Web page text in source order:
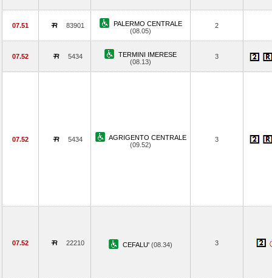
07.51 83901
PALERMO CENTRALE
(08.05)
2
07.52 5434
TERMINI IMERESE
(08.13)
3
07.52 5434
AGRIGENTO CENTRALE
(09.52)
3
07.52 22210 CEFALU' (08.34) 3